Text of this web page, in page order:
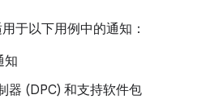
于以下用例中的通知：
知
器 (DPC) 和支持软件包